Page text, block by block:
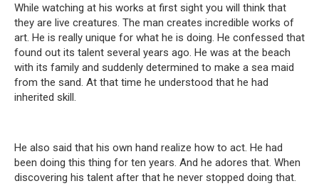
While watching at his works at first sight you will think that
they are live creatures. The man creates incredible works of
art. He is really unique for what he is doing. He confessed that
found out its talent several years ago. He was at the beach
with its family and suddenly determined to make a sea maid
from the sand. At that time he understood that he had
inherited skill.
He also said that his own hand realize how to act. He had
been doing this thing for ten years. And he adores that. When
discovering his talent after that he never stopped doing that.